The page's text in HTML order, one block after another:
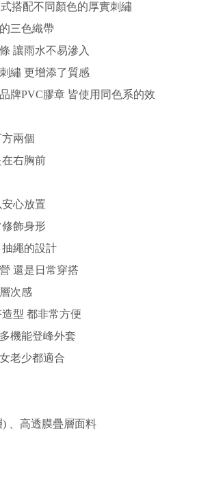
搭配不同顏色的厚實刺繡
三色織帶
讓雨水不易滲入
繡 更增添了質感
牌PVC膠章 皆使用同色系的效
兩個
右胸前
心放置
飾身形
繩的設計
還是日常穿搭
次感
型 都非常方便
機能登峰外套
老少都適合
、高透膜疊層面料